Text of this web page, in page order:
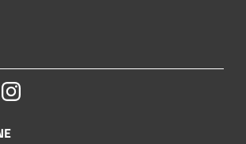
Instagram